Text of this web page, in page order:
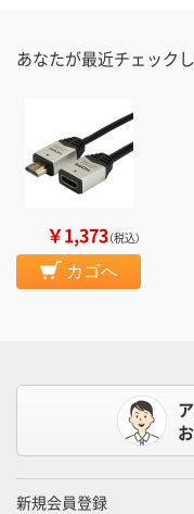
あなたが最近チェック
￥1,373（税込）
カゴへ
新規会員登録